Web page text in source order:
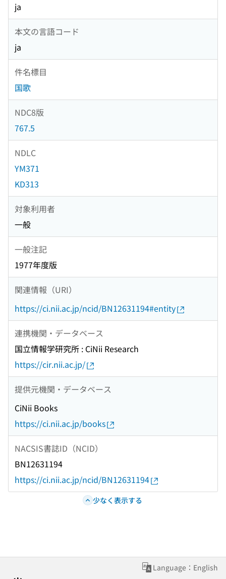
ja
本文の言語コード
ja
件名標目
国歌
NDC8版
767.5
NDLC
YM371
KD313
対象利用者
一般
一般注記
1977年度版
関連情報（URI）
https://ci.nii.ac.jp/ncid/BN12631194#entity
連携機関・データベース
国立情報学研究所 : CiNii Research
https://cir.nii.ac.jp/
提供元機関・データベース
CiNii Books
https://ci.nii.ac.jp/books
NACSIS書誌ID（NCID）
BN12631194
https://ci.nii.ac.jp/ncid/BN12631194
少なく表示する
Language：English